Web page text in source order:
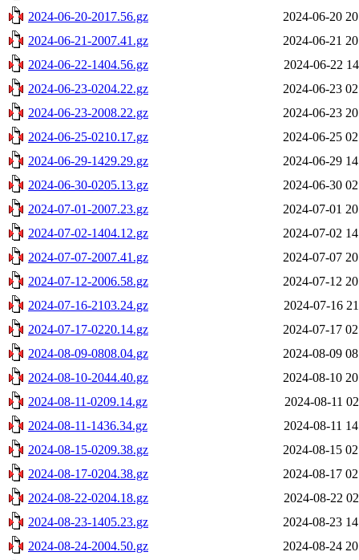
2024-06-20-2017.56.gz
2024-06-20
2024-06-21-2007.41.gz
2024-06-21
2024-06-22-1404.56.gz
2024-06-22
2024-06-23-0204.22.gz
2024-06-23
2024-06-23-2008.22.gz
2024-06-23
2024-06-25-0210.17.gz
2024-06-25
2024-06-29-1429.29.gz
2024-06-29
2024-06-30-0205.13.gz
2024-06-30
2024-07-01-2007.23.gz
2024-07-01
2024-07-02-1404.12.gz
2024-07-02
2024-07-07-2007.41.gz
2024-07-07
2024-07-12-2006.58.gz
2024-07-12
2024-07-16-2103.24.gz
2024-07-16
2024-07-17-0220.14.gz
2024-07-17
2024-08-09-0808.04.gz
2024-08-09
2024-08-10-2044.40.gz
2024-08-10
2024-08-11-0209.14.gz
2024-08-11
2024-08-11-1436.34.gz
2024-08-11
2024-08-15-0209.38.gz
2024-08-15
2024-08-17-0204.38.gz
2024-08-17
2024-08-22-0204.18.gz
2024-08-22
2024-08-23-1405.23.gz
2024-08-23
2024-08-24-2004.50.gz
2024-08-24